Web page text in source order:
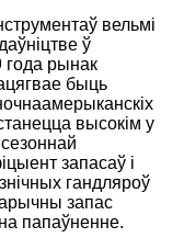
вельмі
ў
рынак
быць
высокім у
запасаў і
гандляроў
запас
папаўненне.